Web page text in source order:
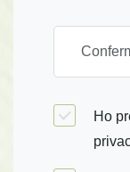
Ho